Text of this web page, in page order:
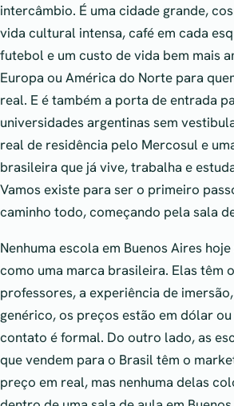
intercâmbio. É uma cidade grande,
vida cultural intensa, café em cada
futebol e um custo de vida bem mais
Europa ou América do Norte para
real. E é também a porta de entrada
universidades argentinas sem
real de residência pelo Mercosul e
brasileira que já vive, trabalha e
Vamos existe para ser o primeiro
caminho todo, começando pela sala
Nenhuma escola em Buenos Aires
como uma marca brasileira. Elas têm
professores, a experiência de
genérico, os preços estão em dólar
contato é formal. Do outro lado, as
que vendem para o Brasil têm o
preço em real, mas nenhuma delas